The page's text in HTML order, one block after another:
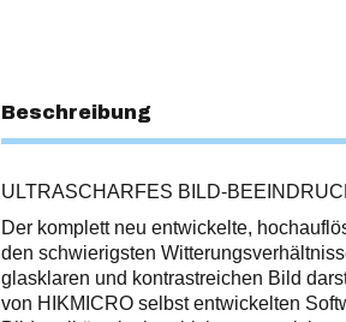
Beschreibung
ULTRASCHARFES BILD-
Der komplett neu entwickelte,
den schwierigsten
glasklaren und kontrastreichen Bild
von HIKMICRO selbst entwickelten